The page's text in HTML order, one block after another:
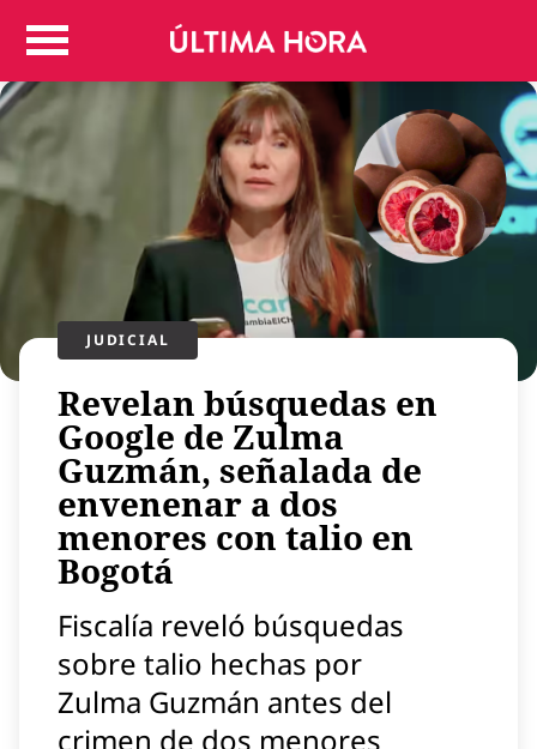
Colombia
Politica
Positivas
Entretenimiento
Mundo
Virales
Tecnología
Economía
Estilo de vida
Contenido patrocinado
Instagram
JUDICIAL
Revelan búsquedas en
Google de Zulma
Guzmán, señalada de
envenenar a dos
menores con talio en
Bogotá
Fiscalía reveló búsquedas
sobre talio hechas por
Zulma Guzmán antes del
crimen de dos menores